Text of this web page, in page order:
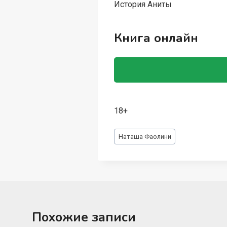
История Аниты
Книга онлайн
18+
Метки
записи:
Наташа Фаолини
Похожие записи